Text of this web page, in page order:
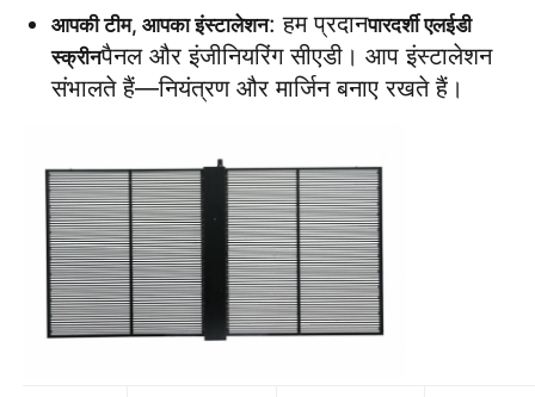
आपकी टीम, आपका इंस्टालेशन: हम प्रदानपारदर्शी एलईडी
स्क्रीनपैनल और इंजीनियरिंग सीएडी। आप इंस्टालेशन
संभालते हैं—नियंत्रण और मार्जिन बनाए रखते हैं।